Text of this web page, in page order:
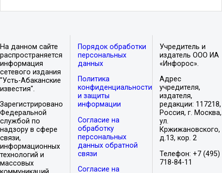
На данном сайте
распространяется
информация
сетевого издания
"Усть-Абаканские
известия".
Зарегистрировано
Федеральной
службой по
надзору в сфере
связи,
информационных
технологий и
массовых
Порядок обработки
персональных
данных
Политика
конфиденциальности
и защиты
информации
Согласие на
обработку
персональных
данных обратной
связи
Согласие на
Учредитель и
издатель ООО ИА
«Инфорос».
Адрес
учредителя,
издателя,
редакции: 117218,
Россия, г. Москва,
ул.
Кржижановского,
д.13, кор. 2
Телефон: +7 (495)
718-84-11